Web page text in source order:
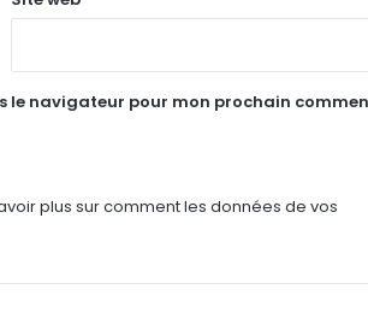
le navigateur pour mon prochain
plus sur comment les données de vos